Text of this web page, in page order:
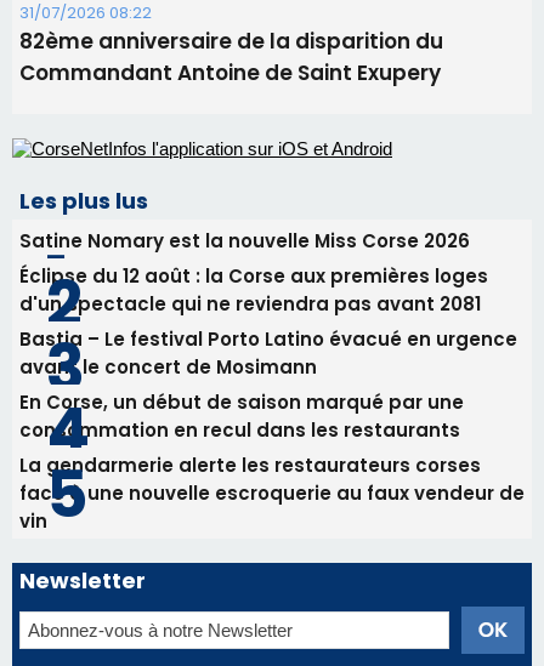
31/07/2026 08:22
82ème anniversaire de la disparition du
Commandant Antoine de Saint Exupery
Les plus lus
Satine Nomary est la nouvelle Miss Corse 2026
Éclipse du 12 août : la Corse aux premières loges
d'un spectacle qui ne reviendra pas avant 2081
Bastia – Le festival Porto Latino évacué en urgence
avant le concert de Mosimann
En Corse, un début de saison marqué par une
consommation en recul dans les restaurants
La gendarmerie alerte les restaurateurs corses
face à une nouvelle escroquerie au faux vendeur de
vin
Newsletter